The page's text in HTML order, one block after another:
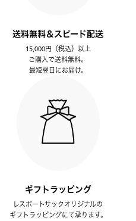
送料無料＆スピード配送
15,000円（税込）以上
ご購入で送料無料。
最短翌日にお届け。
ギフトラッピング
レスポートサックオリジナルの
ギフトラッピングにて承ります。